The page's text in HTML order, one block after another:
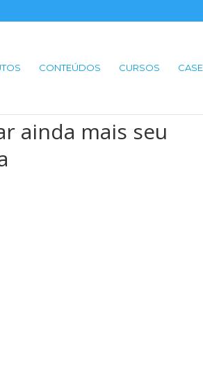
CONTEÚDOS CURSOS
ainda mais seu